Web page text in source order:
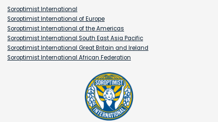
Soroptimist International
Soroptimist International of Europe
Soroptimist International of the Americas
Soroptimist International South East Asia Pacific
Soroptimist International Great Britain and Ireland
Soroptimist International African Federation